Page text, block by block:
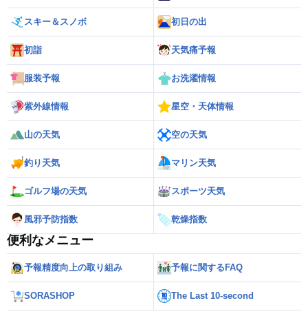
スキー＆スノボ 初日の出
初詣 天気痛予報
服装予報 お洗濯情報
紫外線情報 星空・天体情報
山の天気 空の天気
釣り天気 マリン天気
ゴルフ場の天気 スポーツ天気
風邪予防指数 乾燥指数
便利なメニュー
予報精度向上の取り組み 予報に関するFAQ
SORASHOP The Last 10-second